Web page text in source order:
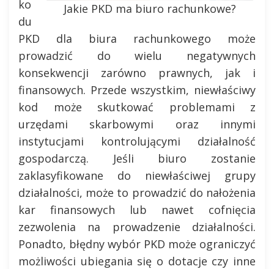
Jakie PKD ma biuro rachunkowe?
ko
du
PKD dla biura rachunkowego może
prowadzić do wielu negatywnych
konsekwencji zarówno prawnych, jak i
finansowych. Przede wszystkim, niewłaściwy
kod może skutkować problemami z
urzędami skarbowymi oraz innymi
instytucjami kontrolującymi działalność
gospodarczą. Jeśli biuro zostanie
zaklasyfikowane do niewłaściwej grupy
działalności, może to prowadzić do nałożenia
kar finansowych lub nawet cofnięcia
zezwolenia na prowadzenie działalności.
Ponadto, błędny wybór PKD może ograniczyć
możliwości ubiegania się o dotacje czy inne